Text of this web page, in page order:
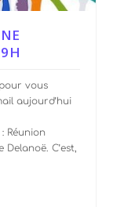
vous
aujourd’hui
Réunion
C’est,